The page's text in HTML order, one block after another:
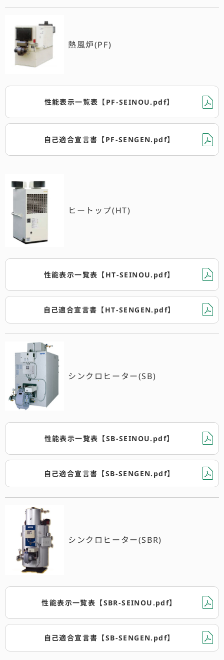
熱風炉(PF)
性能表示一覧表【PF-SEINOU.pdf】
自己適合宣言書【PF-SENGEN.pdf】
ヒートップ(HT)
性能表示一覧表【HT-SEINOU.pdf】
自己適合宣言書【HT-SENGEN.pdf】
シンクロヒーター(SB)
性能表示一覧表【SB-SEINOU.pdf】
自己適合宣言書【SB-SENGEN.pdf】
シンクロヒーター(SBR)
性能表示一覧表【SBR-SEINOU.pdf】
自己適合宣言書【SB-SENGEN.pdf】